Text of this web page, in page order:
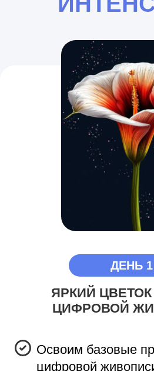
С ЕГОРОМ МАТИТОЙ
АННОЙ
Поймем, как строить
которое не отличить от
ИНСТРУМЕНТОВ
ДЕНЬ 2